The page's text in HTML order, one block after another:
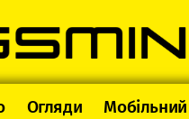
Огляди Мобільний